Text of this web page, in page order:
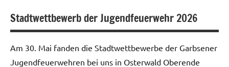
Stadtwettbewerb der Jugendfeuerwehr 2026
Am 30. Mai fanden die Stadtwettbewerbe der Garbsener
Jugendfeuerwehren bei uns in Osterwald Oberende